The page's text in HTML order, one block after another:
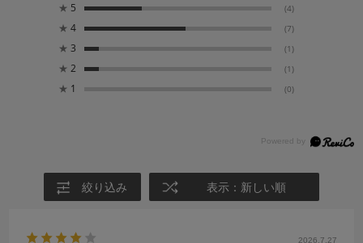
★ 5 (4)
★ 4 (7)
★ 3 (1)
★ 2 (1)
★ 1 (0)
絞り込み 表示：新しい順
2026.7.27